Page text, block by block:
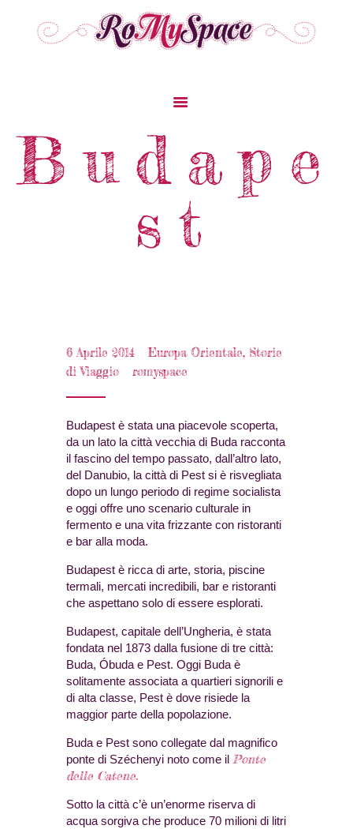
Budape
st
Storie Di Viaggio
Cibo Dal Mondo
News & Tips
6 Aprile 2014 Europa Orientale, Storie
di Viaggio
romyspace
Budapest è stata una piacevole scoperta,
da un lato la città vecchia di Buda racconta
il fascino del tempo passato, dall’altro lato,
del Danubio, la città di Pest si è risvegliata
dopo un lungo periodo di regime socialista
e oggi offre uno scenario culturale in
fermento e una vita frizzante con ristoranti
e bar alla moda.
Budapest è ricca di arte, storia, piscine
termali, mercati incredibili, bar e ristoranti
che aspettano solo di essere esplorati.
Budapest, capitale dell’Ungheria, è stata
fondata nel 1873 dalla fusione di tre città:
Buda, Óbuda e Pest. Oggi Buda è
solitamente associata a quartieri signorili e
di alta classe, Pest è dove risiede la
maggior parte della popolazione.
Buda e Pest sono collegate dal magnifico
ponte di Széchenyi noto come il Ponte
delle Catene.
Sotto la città c’è un’enorme riserva di
acqua sorgiva che produce 70 milioni di litri